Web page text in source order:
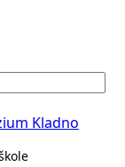
Kladno